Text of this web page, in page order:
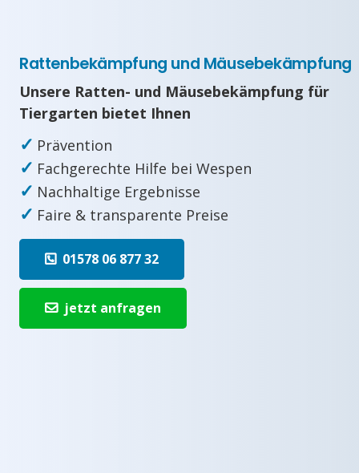
Rattenbekämpfung und Mäusebekämpfung
Unsere Ratten- und Mäusebekämpfung für
Tiergarten bietet Ihnen
✓ Prävention
✓ Fachgerechte Hilfe bei Wespen
✓ Nachhaltige Ergebnisse
✓ Faire & transparente Preise
01578 06 877 32
jetzt anfragen